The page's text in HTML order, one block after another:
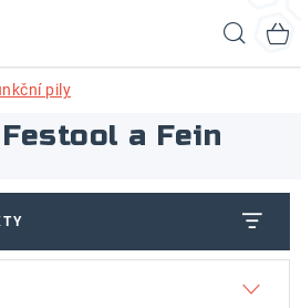
pily
a Fein